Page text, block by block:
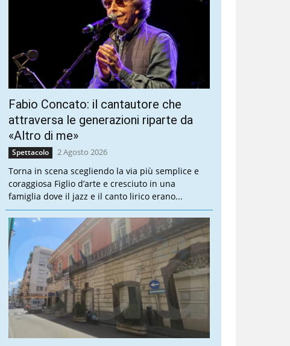
Fabio Concato: il cantautore che
attraversa le generazioni riparte da
«Altro di me»
Spettacolo 2 Agosto 2026
Torna in scena scegliendo la via più semplice e
coraggiosa Figlio d’arte e cresciuto in una
famiglia dove il jazz e il canto lirico erano...